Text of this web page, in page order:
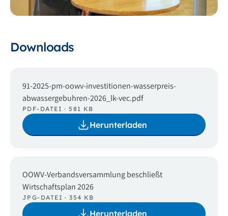
Downloads
91-2025-pm-oowv-investitionen-wasserpreis-
abwassergebuhren-2026_lk-vec.pdf
PDF-DATEI · 581 KB
Herunterladen
OOWV-Verbandsversammlung beschließt
Wirtschaftsplan 2026
JPG-DATEI · 354 KB
Herunterladen